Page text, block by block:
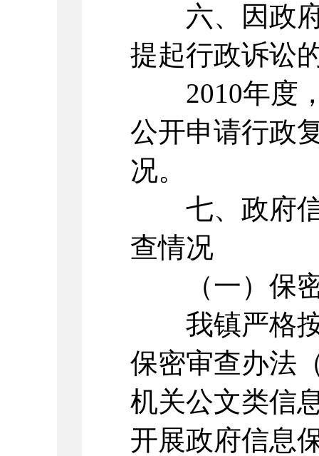
六、因政府
提起行政诉讼
2010年度，
公开申请行政
况。
七、政府信
查情况
（一）保密
我镇严格按
保密审查办法
机关公文类信
开展政府信息